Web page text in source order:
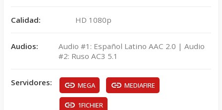
Calidad: HD 1080p
Audios:
Audio #1: Español Latino AAC 2.0 | Audio
#2: Ruso AC3 5.1
Servidores: MEGA MEDIAFIRE
1FICHIER